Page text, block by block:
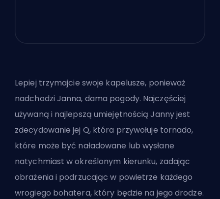
Lepiej trzymajcie swoje kapelusze, ponieważ
nadchodzi Janna, dama pogody. Najczęściej
używaną i najlepszą umiejętnością Janny jest
zdecydowanie jej Q, która przywołuje tornado,
które może być naładowane lub wysłane
natychmiast w określonym kierunku, zadając
obrażenia i podrzucając w powietrze każdego
wrogiego bohatera, który będzie na jego drodze.